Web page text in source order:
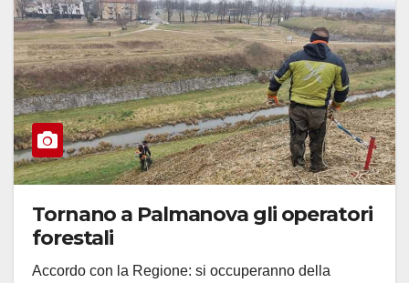
Tornano a Palmanova gli operatori
forestali
Accordo con la Regione: si occuperanno della